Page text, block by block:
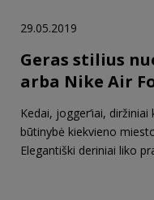
29.05.2019
Geras stilius
arba Nike Air
Kedai, jogger‘iai,
būtinybė kiekvieno
Elegantiški deriniai liko